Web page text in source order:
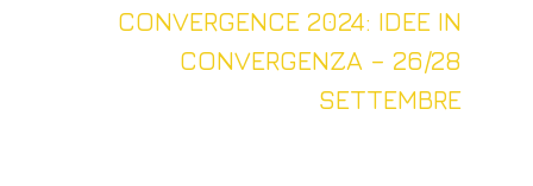
CONVERGENCE 2024: IDEE IN
CONVERGENZA – 26/28
SETTEMBRE